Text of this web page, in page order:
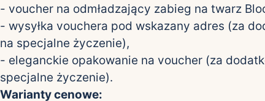
- voucher na odmładzający zabieg na twarz
- wysyłka vouchera pod wskazany adres (za
na specjalne życzenie),
- eleganckie opakowanie na voucher (za
specjalne życzenie).
Warianty cenowe: